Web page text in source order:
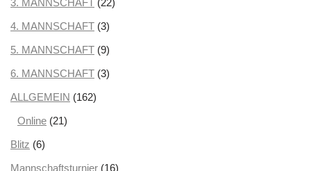
März 2025(3)
Februar 2025(2)
Januar 2025(2)
Dezember 2024(3)
November 2024
Oktober 2024
September 2024(1)
4. MANNSCHAFT (3)
5. MANNSCHAFT (9)
6. MANNSCHAFT (3)
ALLGEMEIN (162)
Online (21)
Blitz (6)
Mannschaftsturnier (16)